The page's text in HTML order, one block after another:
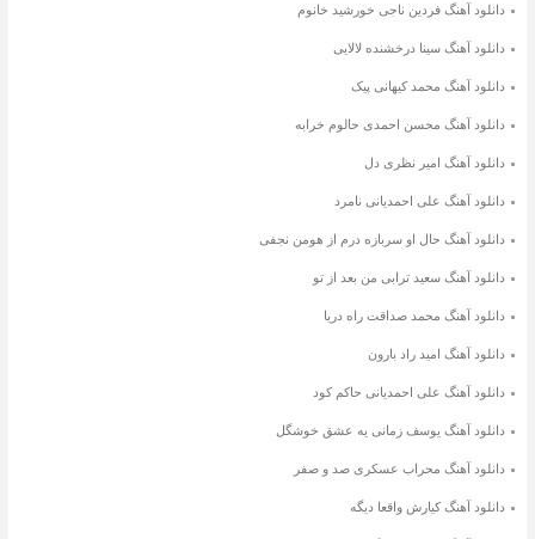
دانلود آهنگ فردین ناجی خورشید خانوم
دانلود آهنگ سینا درخشنده لالایی
دانلود آهنگ محمد کیهانی پیک
دانلود آهنگ محسن احمدی حالوم خرابه
دانلود آهنگ امیر نظری دل
دانلود آهنگ علی احمدیانی نامرد
دانلود آهنگ حال او سربازه درم از هومن نجفی
دانلود آهنگ سعید ترابی من بعد از تو
دانلود آهنگ محمد صداقت راه دریا
دانلود آهنگ امید راد بارون
دانلود آهنگ علی احمدیانی حاکم کود
دانلود آهنگ یوسف زمانی یه عشق خوشگل
دانلود آهنگ محراب عسکری صد و صفر
دانلود آهنگ کیارش واقعا دیگه